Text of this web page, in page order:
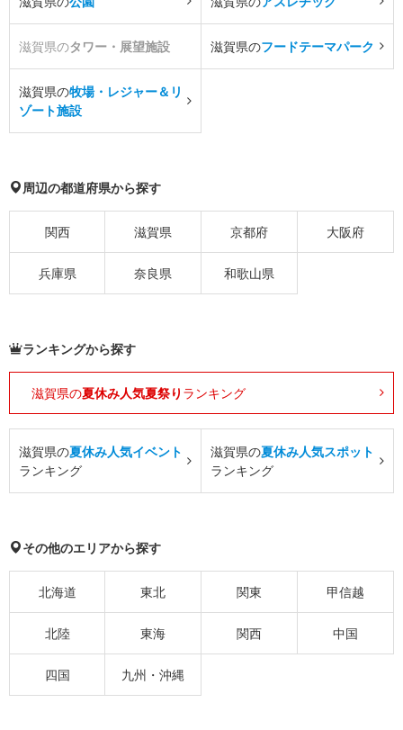
滋賀県のタワー・展望施設 滋賀県のフードテーマパーク
滋賀県の牧場・レジャー＆リ
ゾート施設
周辺の都道府県から探す
関西 滋賀県 京都府 大阪府
兵庫県 奈良県 和歌山県
ランキングから探す
滋賀県の夏休み人気夏祭り ランキング
滋賀県の夏休み人気イベント
ランキング
滋賀県の夏休み人気スポット
ランキング
その他のエリアから探す
北海道 東北 関東 甲信越
北陸 東海 関西 中国
四国 九州・沖縄